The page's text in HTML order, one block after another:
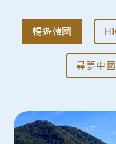
暢遊韓國
尋夢中國